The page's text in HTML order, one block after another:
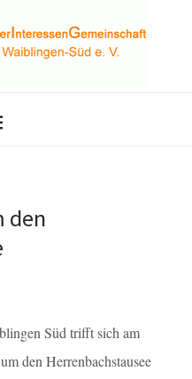
den
Süd trifft sich am
den Herrenbachstausee